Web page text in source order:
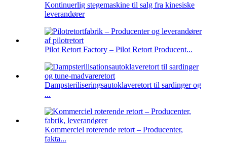
Kontinuerlig stegemaskine til salg fra kinesiske
leverandører
Pilot Retort Factory – Pilot Retort Producent...
Dampsteriliseringsautoklaveretort til sardinger og
...
Kommerciel roterende retort – Producenter,
fakta...